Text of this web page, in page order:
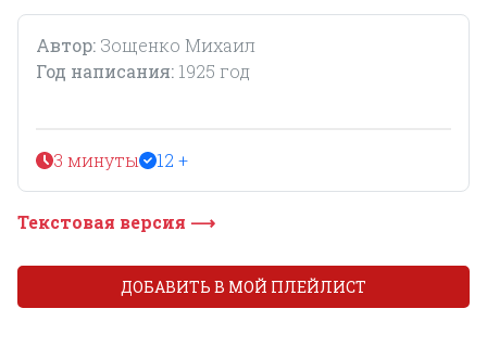
Автор: Зощенко Михаил
Год написания: 1925 год
3 минуты 12 +
Текстовая версия ⟶
ДОБАВИТЬ В МОЙ ПЛЕЙЛИСТ